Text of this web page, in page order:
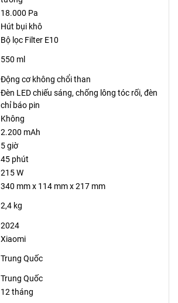
18.000 Pa
Hút bụi khô
Bộ lọc Filter E10
550 ml
Động cơ không chổi than
Đèn LED chiếu sáng, chống lông tóc rối, đèn
chỉ báo pin
Không
2.200 mAh
5 giờ
45 phút
215 W
340 mm x 114 mm x 217 mm
2,4 kg
2024
Xiaomi
Trung Quốc
Trung Quốc
12 tháng